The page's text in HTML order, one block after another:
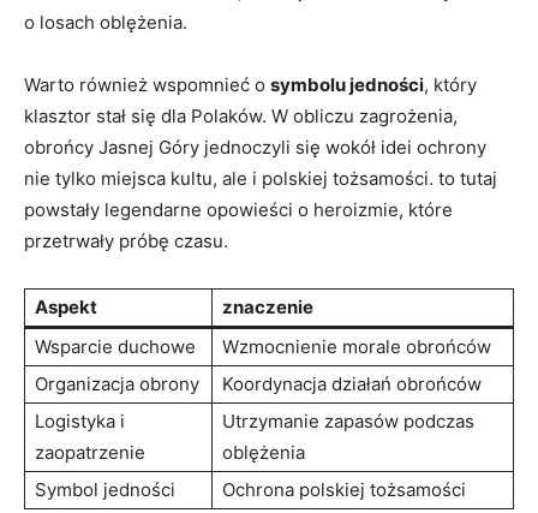
o losach oblężenia.
Warto również wspomnieć o symbolu‌ jedności,‌ który
klasztor stał się dla Polaków. W obliczu zagrożenia,
obrońcy Jasnej Góry jednoczyli się wokół idei ochrony​
nie tylko miejsca ‌kultu, ale i polskiej tożsamości. to ⁤tutaj
powstały legendarne opowieści o heroizmie, które
przetrwały⁢ próbę czasu.
Aspekt
znaczenie
Wsparcie duchowe
Wzmocnienie morale ⁤obrońców
Organizacja obrony
Koordynacja działań obrońców
Logistyka i
zaopatrzenie
Utrzymanie zapasów podczas
oblężenia
Symbol jedności
Ochrona polskiej tożsamości